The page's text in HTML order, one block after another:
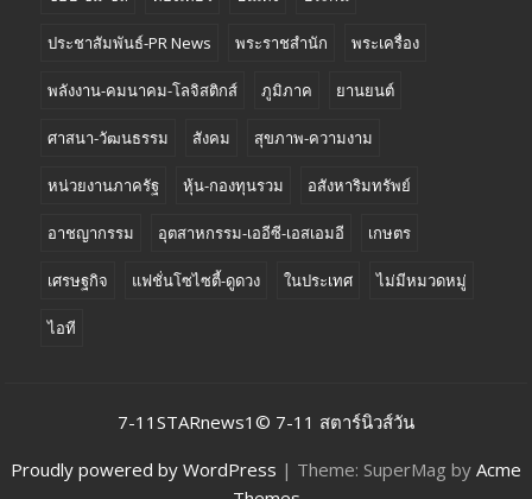
ประชาสัมพันธ์-PR News พระราชสำนัก พระเครื่อง
พลังงาน-คมนาคม-โลจิสติกส์ ภูมิภาค ยานยนต์
ศาสนา-วัฒนธรรม สังคม สุขภาพ-ความงาม
หน่วยงานภาครัฐ หุ้น-กองทุนรวม อสังหาริมทรัพย์
อาชญากรรม อุตสาหกรรม-เออีซี-เอสเอมอี เกษตร
เศรษฐกิจ แฟชั่นโซไซตี้-ดูดวง ในประเทศ ไม่มีหมวดหมู่
ไอที
7-11STARnews1© 7-11 สตาร์นิวส์วัน
Proudly powered by WordPress | Theme: SuperMag by Acme